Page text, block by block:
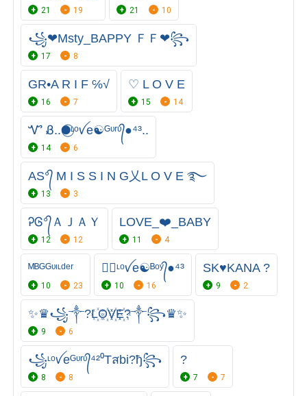
21 19 21 10
꧁❤Msty_BAPPY ＦＦ❤꧂
17 8
GR•A R I F ℅√
16 7
♡ L O V E
15 14
Ꮙ Ᏸ..●⃝ᶫᵒꪜe☯ᴳᶹʳᶹ᭄●⁴³..
14 6
AS°᭄ M I S S I N G乂L O V E ࿐
13 3
ᎮᎶ°᭄ＡＪＡＹ
12 12
LOVE_❤️_BABY
11 4
ᴹᴮᴳㅤᴳᶹᶦᶫᵈᵉʳ
10 23
●⃝ᶫᵒꪜe☯ᴮᵒʸ᭄●⁴³
10 16
SK♥️KANA ?
9 2
⁣✨♛꧁༒?L꙰O꙰V꙰E꙰?༒꧂⁣♛✨
9 6
꧁⁣ᶫᵒꪜeᴳᶹʳᶹ᭄⁴²⁰Tสbi?ђ꧂
8 8
?
7 7